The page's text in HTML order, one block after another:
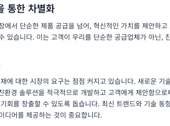
통한 차별화
에서 단순한 제품 공급을 넘어, 혁신적인 가치를 제안하
있습니다. 이는 고객이 우리를 단순한 공급업체가 아닌,
에 대한 시장의 요구는 점점 커지고 있습니다. 새로운 기
환경 솔루션을 적극적으로 개발하고 고객에게 제안함으
회를 창출할 수 있도록 돕습니다. 최신 트렌드와 기술 동
디어를 제공하는 것이 중요합니다.